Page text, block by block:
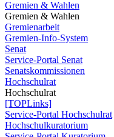
Gremien & Wahlen
Gremien & Wahlen
Gremienarbeit
Gremien-Info-System
Senat
Service-Portal Senat
Senatskommissionen
Hochschulrat
Hochschulrat
[TOPLinks]
Service-Portal Hochschulrat
Hochschulkuratorium